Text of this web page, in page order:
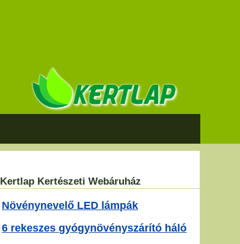
Kertlap Kertészeti Webáruház
Növénynevelő LED lámpák
6 rekeszes gyógynövényszárító háló